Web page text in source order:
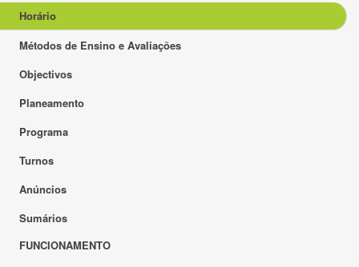
Horário
Métodos de Ensino e Avaliações
Objectivos
Planeamento
Programa
Turnos
Anúncios
Sumários
FUNCIONAMENTO